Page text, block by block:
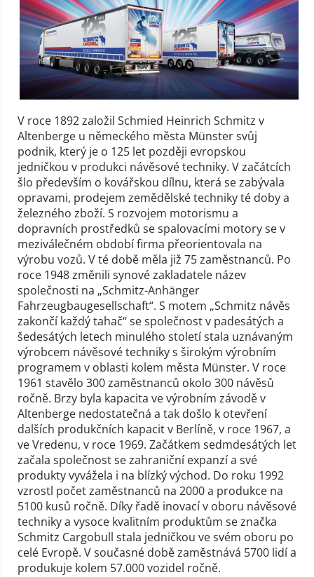
V roce 1892 založil Schmied Heinrich Schmitz v
Altenberge u německého města Münster svůj
podnik, který je o 125 let později evropskou
jedničkou v produkci návěsové techniky. V začátcích
šlo především o kovářskou dílnu, která se zabývala
opravami, prodejem zemědělské techniky té doby a
železného zboží. S rozvojem motorismu a
dopravních prostředků se spalovacími motory se v
meziválečném období firma přeorientovala na
výrobu vozů. V té době měla již 75 zaměstnanců. Po
roce 1948 změnili synové zakladatele název
společnosti na „Schmitz-Anhänger
Fahrzeugbaugesellschaft“. S motem „Schmitz návěs
zakončí každý tahač“ se společnost v padesátých a
šedesátých letech minulého století stala uznávaným
výrobcem návěsové techniky s širokým výrobním
programem v oblasti kolem města Münster. V roce
1961 stavělo 300 zaměstnanců okolo 300 návěsů
ročně. Brzy byla kapacita ve výrobním závodě v
Altenberge nedostatečná a tak došlo k otevření
dalších produkčních kapacit v Berlíně, v roce 1967, a
ve Vredenu, v roce 1969. Začátkem sedmdesátých let
začala společnost se zahraniční expanzí a své
produkty vyvážela i na blízký východ. Do roku 1992
vzrostl počet zaměstnanců na 2000 a produkce na
5100 kusů ročně. Díky řadě inovací v oboru návěsové
techniky a vysoce kvalitním produktům se značka
Schmitz Cargobull stala jedničkou ve svém oboru po
celé Evropě. V současné době zaměstnává 5700 lidí a
produkuje kolem 57.000 vozidel ročně.